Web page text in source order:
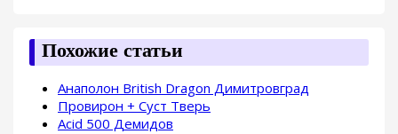
Похожие статьи
Анаполон British Dragon Димитровград
Провирон + Суст Тверь
Acid 500 Демидов